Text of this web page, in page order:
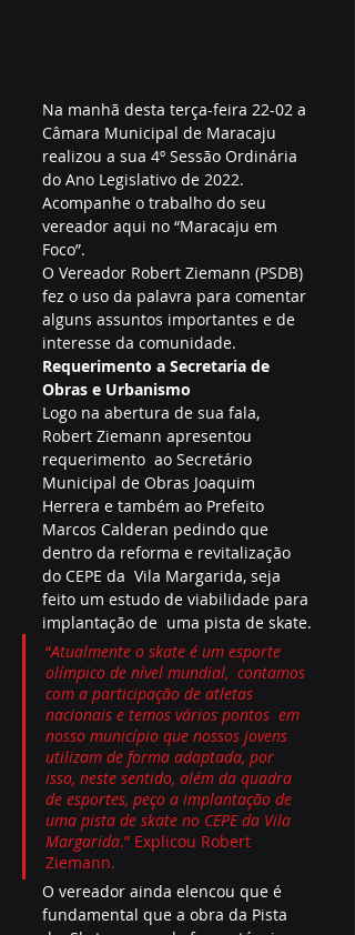
Na manhã desta terça-feira 22-02 a
Câmara Municipal de Maracaju
realizou a sua 4º Sessão Ordinária
do Ano Legislativo de 2022.
Acompanhe o trabalho do seu
vereador aqui no “Maracaju em
Foco”.
O Vereador Robert Ziemann (PSDB)
fez o uso da palavra para comentar
alguns assuntos importantes e de
interesse da comunidade.
Requerimento a Secretaria de
Obras e Urbanismo
Logo na abertura de sua fala,
Robert Ziemann apresentou
requerimento  ao Secretário
Municipal de Obras Joaquim
Herrera e também ao Prefeito
Marcos Calderan pedindo que
dentro da reforma e revitalização
do CEPE da  Vila Margarida, seja
feito um estudo de viabilidade para
implantação de  uma pista de skate.
“Atualmente o skate é um esporte
olímpico de nível mundial,  contamos
com a participação de atletas
nacionais e temos vários pontos  em
nosso município que nossos jovens
utilizam de forma adaptada, por
isso, neste sentido, além da quadra
de esportes, peço a implantação de
uma pista de skate no CEPE da Vila
Margarida.” Explicou Robert
Ziemann.
O vereador ainda elencou que é
fundamental que a obra da Pista